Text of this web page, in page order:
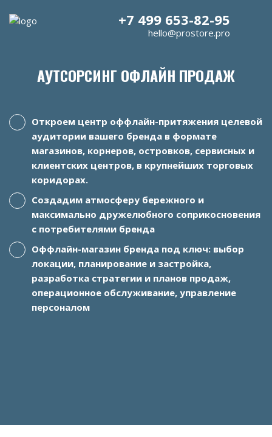
+7 499 653-82-95
hello@prostore.pro
АУТСОРСИНГ ОФЛАЙН ПРОДАЖ
Откроем центр оффлайн-притяжения целевой
аудитории вашего бренда в формате
магазинов, корнеров, островков, сервисных и
клиентских центров, в крупнейших торговых
коридорах.
Создадим атмосферу бережного и
максимально дружелюбного соприкосновения
с потребителями бренда
Оффлайн-магазин бренда под ключ: выбор
локации, планирование и застройка,
разработка стратегии и планов продаж,
операционное обслуживание, управление
персоналом